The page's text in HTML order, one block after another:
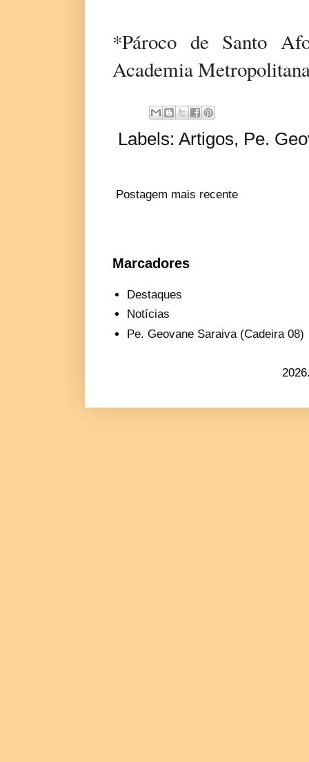
*Pároco de Santo
Academia
Labels: Artigos, Pe.
Postagem mais recente
Marcadores
Destaques
Notícias
Pe. Geovane Saraiva (Cadeira 08)